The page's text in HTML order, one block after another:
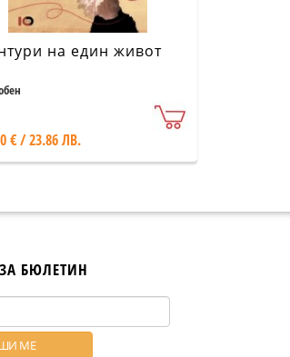
на един живот
€ / 23.86 ЛВ.
БЮЛЕТИН